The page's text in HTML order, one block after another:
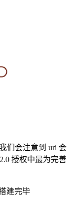
们会注意到 uri 会
授权中最为完善
建完毕